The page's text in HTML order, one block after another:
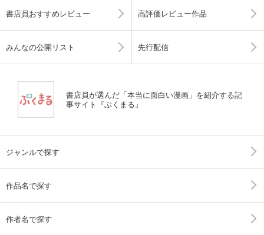
書店員おすすめレビュー 高評価レビュー作品
みんなの公開リスト 先行配信
書店員が選んだ「本当に面白い漫画」を紹介する記
事サイト『ぶくまる』
ジャンルで探す
作品名で探す
作者名で探す